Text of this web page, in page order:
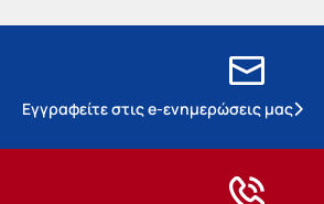
Εγγραφείτε στις e-ενημερώσεις μας